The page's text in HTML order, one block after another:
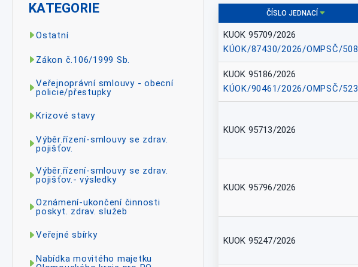
KATEGORIE
Ostatní
Zákon č.106/1999 Sb.
Veřejnoprávní smlouvy - obecní
policie/přestupky
Krizové stavy
Výběr.řízení-smlouvy se zdrav.
pojišťov.
Výběr.řízení-smlouvy se zdrav.
pojišťov.- výsledky
Oznámení-ukončení činnosti
poskyt. zdrav. služeb
Veřejné sbírky
Nabídka movitého majetku
ČÍSLO JEDNACÍ
KUOK 95709/2026
KÚOK/87430/2026/OMPSČ/508
KUOK 95186/2026
KÚOK/90461/2026/OMPSČ/523
KUOK 95713/2026
KUOK 95796/2026
KUOK 95247/2026